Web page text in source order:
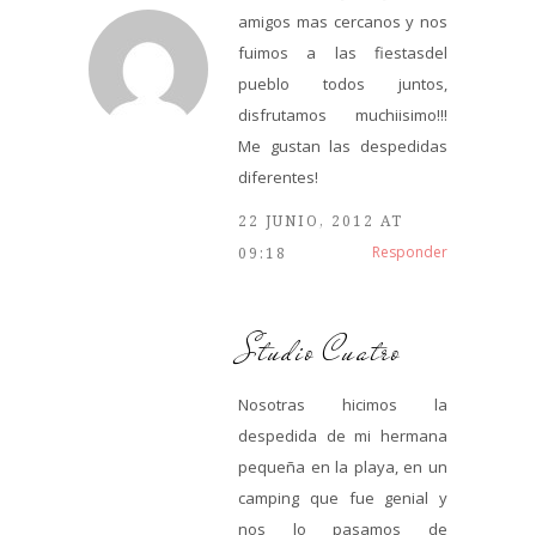
amigos mas cercanos y nos
fuimos a las fiestasdel
pueblo todos juntos,
disfrutamos muchiisimo!!!
Me gustan las despedidas
diferentes!
22 JUNIO, 2012 AT
09:18
Responder
Studio Cuatro
Nosotras hicimos la
despedida de mi hermana
pequeña en la playa, en un
camping que fue genial y
nos lo pasamos de